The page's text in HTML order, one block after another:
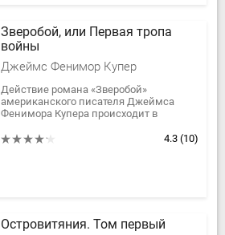
Зверобой, или Первая тропа
войны
Джеймс Фенимор Купер
Действие романа «Зверобой»
американского писателя Джеймса
Фенимора Купера происходит в
освоения европейскими
4.3 (10)
Островитяния. Том первый